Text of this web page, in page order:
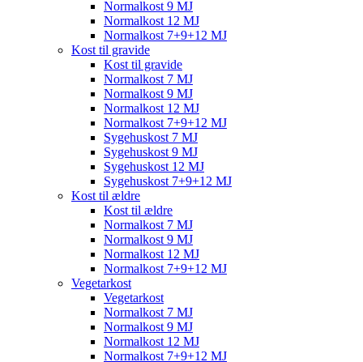
Normalkost 9 MJ
Normalkost 12 MJ
Normalkost 7+9+12 MJ
Kost til gravide
Kost til gravide
Normalkost 7 MJ
Normalkost 9 MJ
Normalkost 12 MJ
Normalkost 7+9+12 MJ
Sygehuskost 7 MJ
Sygehuskost 9 MJ
Sygehuskost 12 MJ
Sygehuskost 7+9+12 MJ
Kost til ældre
Kost til ældre
Normalkost 7 MJ
Normalkost 9 MJ
Normalkost 12 MJ
Normalkost 7+9+12 MJ
Vegetarkost
Vegetarkost
Normalkost 7 MJ
Normalkost 9 MJ
Normalkost 12 MJ
Normalkost 7+9+12 MJ